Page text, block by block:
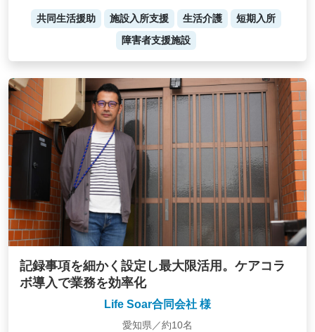
共同生活援助 施設入所支援 生活介護
短期入所
障害者支援施設
記録事項を細かく設定し最大限活用。ケアコラ
ボ導入で業務を効率化
Life Soar合同会社 様
愛知県／約10名